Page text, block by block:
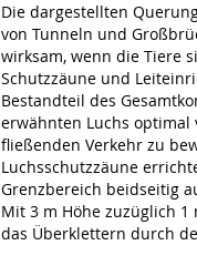
Die dargestellten
von Tunneln und
wirksam, wenn die Tiere
Schutzzäune und
Bestandteil des
erwähnten Luchs
fließenden Verkehr zu
Luchsschutzzäune
Grenzbereich beidseitig
Mit 3 m Höhe zuzüglich
das Überklettern durch